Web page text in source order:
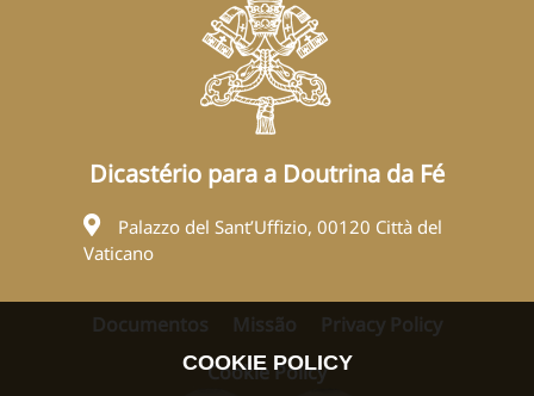
Dicastério para a Doutrina da Fé
Palazzo del Sant’Uffizio, 00120 Città del
Vaticano
Documentos Missão
Privacy Policy
Cookie Policy
COOKIE POLICY